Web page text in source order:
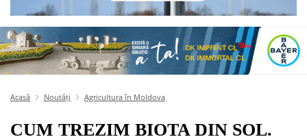
Acasă Noutăți Agricultura în Moldova
CUM TREZIM BIOTA DIN SOL.